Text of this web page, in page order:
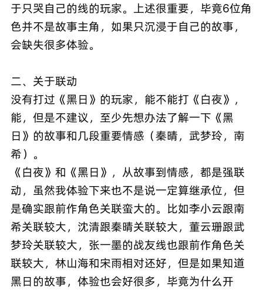
于只哭自己的线的玩家。上述很重要，毕竟6位角
色并不是故事主角，如果只沉浸于自己的故事，
会缺失很多体验。
二、关于联动
没有打过《黑日》的玩家，能不能打《白夜》，
能，但是不建议，至少先想办法了解一下《黑
日》的故事和几段重要情感（秦晴，武梦玲，南
希）。
《白夜》和《黑日》，从故事到情感，都是强联
动，虽然我体验下来也不是说一定算继承位，但
是确实跟前作角色关联蛮大的。比如李小云跟南
希关联较大，沈清跟秦晴关联较大，董云珊跟武
梦玲关联较大，张一墨的战友线也跟前作角色关
联较大，林山海和宋雨相对还好，但是如果知道
黑日的故事，体验也会好很多，毕竟为什么开